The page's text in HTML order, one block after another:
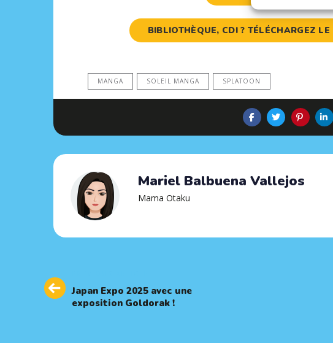
BIBLIOTHÈQUE, CDI ? TÉLÉCHARGEZ
MANGA SOLEIL MANGA SPLATOON
Mariel Balbuena Vallejos
Mama Otaku
Article
Japan Expo 2025 avec une
exposition Goldorak !